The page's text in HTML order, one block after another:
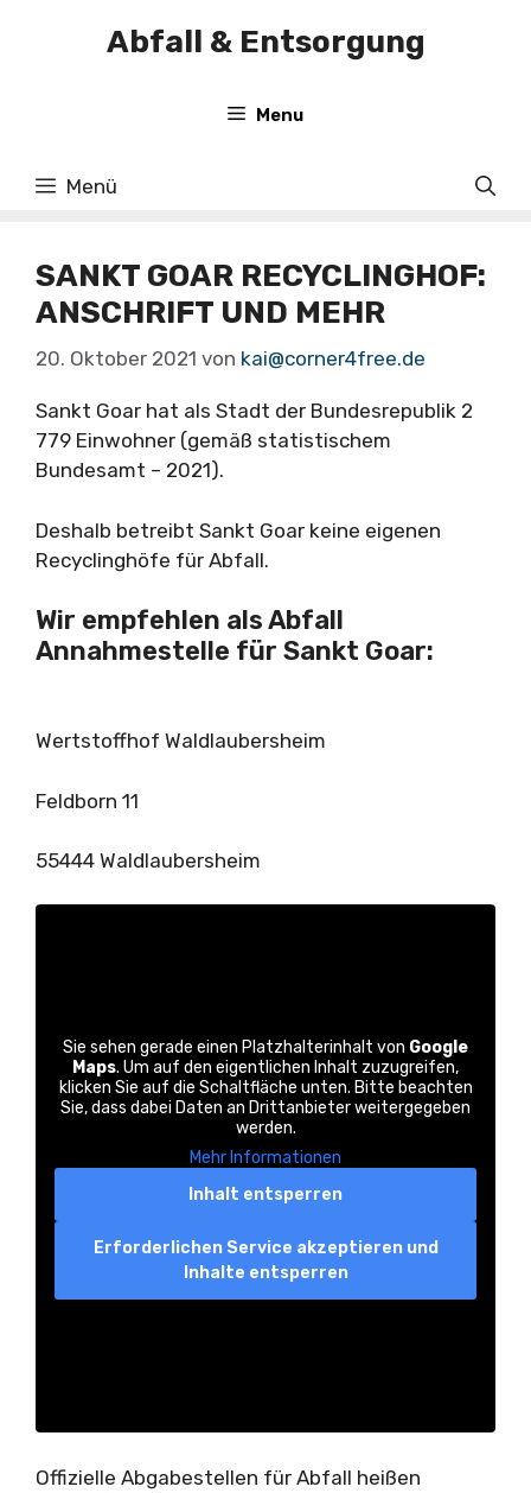
Abfall & Entsorgung
Menu
Menü
SANKT GOAR RECYCLINGHOF:
ANSCHRIFT UND MEHR
20. Oktober 2021 von kai@corner4free.de
Sankt Goar hat als Stadt der Bundesrepublik 2
779 Einwohner (gemäß statistischem
Bundesamt – 2021).
Deshalb betreibt Sankt Goar keine eigenen
Recyclinghöfe für Abfall.
Wir empfehlen als Abfall
Annahmestelle für Sankt Goar:
Wertstoffhof Waldlaubersheim
Feldborn 11
55444 Waldlaubersheim
Sie sehen gerade einen Platzhalterinhalt von Google
Maps. Um auf den eigentlichen Inhalt zuzugreifen,
klicken Sie auf die Schaltfläche unten. Bitte beachten
Sie, dass dabei Daten an Drittanbieter weitergegeben
werden.
Mehr Informationen
Inhalt entsperren
Erforderlichen Service akzeptieren und
Inhalte entsperren
Offizielle Abgabestellen für Abfall heißen